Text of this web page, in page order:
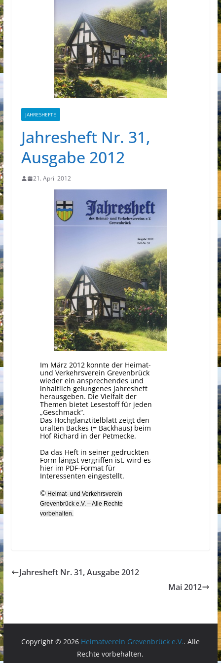
JAHRESHEFTE
Jahresheft Nr. 31,
Ausgabe 2012
21. April 2012
Im März 2012 konnte der Heimat-
und Verkehrsverein Grevenbrück
wieder ein ansprechendes und
inhaltlich gelungenes Jahresheft
herausgeben. Die Vielfalt der
Themen bietet Lesestoff für jeden
„Geschmack“.
Das Hochglanztitelblatt zeigt den
uralten Backes (= Backhaus) beim
Hof Richard in der Petmecke.
Da das Heft in seiner gedruckten
Form längst vergriffen ist, wird es
hier im PDF-Format für
Interessenten eingestellt.
©Heimat- und Verkehrsverein
Grevenbrück e.V. – Alle Rechte
vorbehalten.
Jahresheft Nr. 31, Ausgabe 2012
Mai 2012
Copyright © 2026 Heimatverein Grevenbrück e.V.. Alle
Rechte vorbehalten.